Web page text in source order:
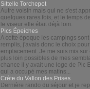
Sittelle Torchepot
Autre voisin mais qui ne s'est
quelques rares fois, et le temps
le viseur elle était déjà loin.
Pics Épeiches
A cette époque les campings
remplis, j'avais donc le choix
emplacement. Je me suis mis
plus loin possibles de mes
chance il y avait une loge de Pic
qui a occupé mes matins...
Crète du Vallon des Prises
Dernière rando du séjour et je